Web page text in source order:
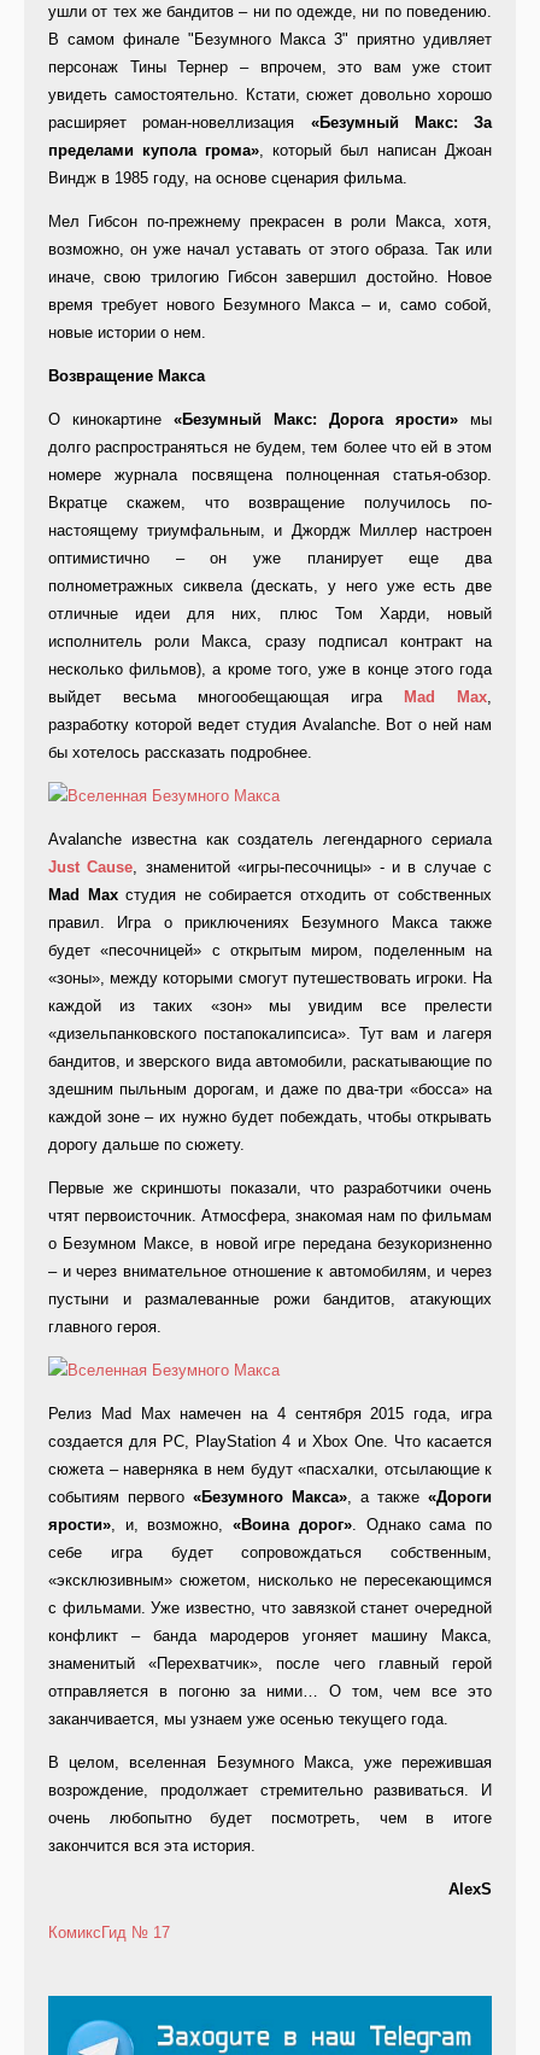
ушли от тех же бандитов – ни по одежде, ни по поведению.
В самом финале "Безумного Макса 3" приятно удивляет
персонаж Тины Тернер – впрочем, это вам уже стоит
увидеть самостоятельно. Кстати, сюжет довольно хорошо
расширяет роман-новеллизация «Безумный Макс: За
пределами купола грома» , который был написан Джоан
Виндж в 1985 году, на основе сценария фильма.
Мел Гибсон по-прежнему прекрасен в роли Макса, хотя,
возможно, он уже начал уставать от этого образа. Так или
иначе, свою трилогию Гибсон завершил достойно. Новое
время требует нового Безумного Макса – и, само собой,
новые истории о нем.
Возвращение Макса
О кинокартине «Безумный Макс: Дорога ярости» мы
долго распространяться не будем, тем более что ей в этом
номере журнала посвящена полноценная статья-обзор.
Вкратце скажем, что возвращение получилось по-
настоящему триумфальным, и Джордж Миллер настроен
оптимистично – он уже планирует еще два
полнометражных сиквела (дескать, у него уже есть две
отличные идеи для них, плюс Том Харди, новый
исполнитель роли Макса, сразу подписал контракт на
несколько фильмов), а кроме того, уже в конце этого года
выйдет весьма многообещающая игра Mad Max
разработку которой ведет студия Avalanche. Вот о ней нам
бы хотелось рассказать подробнее.
Avalanche известна как создатель легендарного сериала
JustCause , знаменитой «игры-песочницы» - и в случае с
Mad Maxстудия не собирается отходить от собственных
правил. Игра о приключениях Безумного Макса также
будет «песочницей» с открытым миром, поделенным на
«зоны», между которыми смогут путешествовать игроки. На
каждой из таких «зон» мы увидим все прелести
«дизельпанковского постапокалипсиса». Тут вам и лагеря
бандитов, и зверского вида автомобили, раскатывающие по
здешним пыльным дорогам, и даже по два-три «босса» на
каждой зоне – их нужно будет побеждать, чтобы открывать
дорогу дальше по сюжету.
Первые же скриншоты показали, что разработчики очень
чтят первоисточник. Атмосфера, знакомая нам по фильмам
о Безумном Максе, в новой игре передана безукоризненно
– и через внимательное отношение к автомобилям, и через
пустыни и размалеванные рожи бандитов, атакующих
главного героя.
Релиз Mad Max намечен на 4 сентября 2015 года, игра
создается для PC, PlayStation 4 и Xbox One. Что касается
сюжета – наверняка в нем будут «пасхалки, отсылающие к
событиям первого «Безумного Макса» , а также «Дороги
ярости» , и, возможно,«Воина дорог». Однако сама по
себе игра будет сопровождаться собственным,
«эксклюзивным» сюжетом, нисколько не пересекающимся
с фильмами. Уже известно, что завязкой станет очередной
конфликт – банда мародеров угоняет машину Макса,
знаменитый «Перехватчик», после чего главный герой
отправляется в погоню за ними… О том, чем все это
заканчивается, мы узнаем уже осенью текущего года.
В целом, вселенная Безумного Макса, уже пережившая
возрождение, продолжает стремительно развиваться. И
очень любопытно будет посмотреть, чем в итоге
закончится вся эта история.
AlexS
КомиксГид № 17